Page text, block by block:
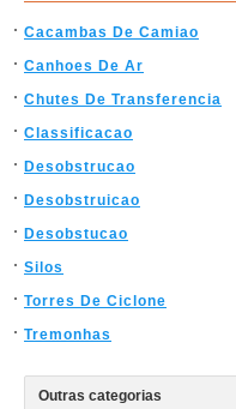
Cacambas De Camiao
Canhoes De Ar
Chutes De Transferencia
Classificacao
Desobstrucao
Desobstruicao
Desobstucao
Silos
Torres De Ciclone
Tremonhas